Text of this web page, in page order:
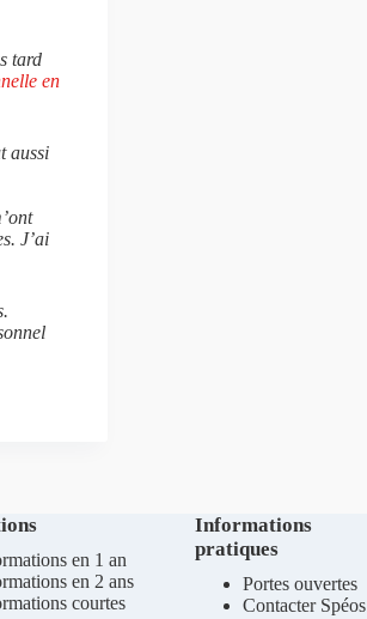
tard
en
aussi
J’ai
en 1 an
en 2 ans
courtes
Informations
pratiques
Portes ouvertes
Contacter Spéos